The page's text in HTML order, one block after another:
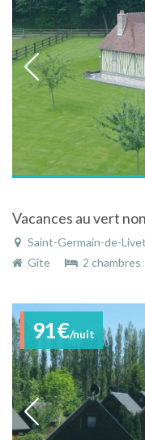
Vacances au vert
Saint-Germain-de-Livet (31
Gîte
2 chambres
91€/nuit